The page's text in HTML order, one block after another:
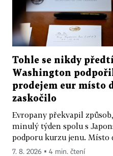
Tohle se nikdy
Washington
prodejem eur místo
zaskočilo
Evropany překvapil
minulý týden spolu s
podporu kurzu jenu. Místo
7. 8. 2026 ▪ 4 min. čtení